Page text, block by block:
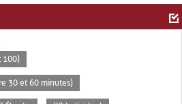
100)
30 et 60 minutes)